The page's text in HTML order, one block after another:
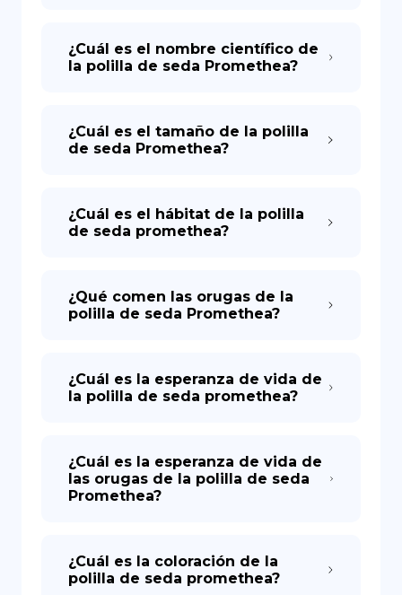
¿Cuál es el nombre científico de
la polilla de seda Promethea?
¿Cuál es el tamaño de la polilla
de seda Promethea?
¿Cuál es el hábitat de la polilla
de seda promethea?
¿Qué comen las orugas de la
polilla de seda Promethea?
¿Cuál es la esperanza de vida de
la polilla de seda promethea?
¿Cuál es la esperanza de vida de
las orugas de la polilla de seda
Promethea?
¿Cuál es la coloración de la
polilla de seda promethea?